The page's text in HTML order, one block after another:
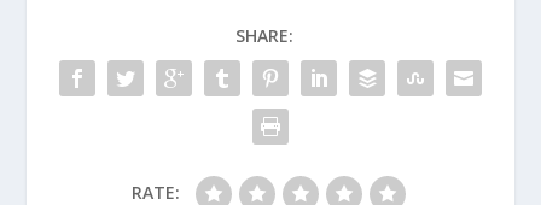
SHARE:
RATE: